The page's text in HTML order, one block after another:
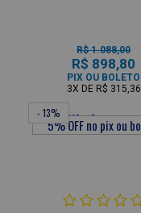
R$ 1.088,00
R$ 898,80
PIX OU BOLETO
3X DE R$ 315,36
- 13%